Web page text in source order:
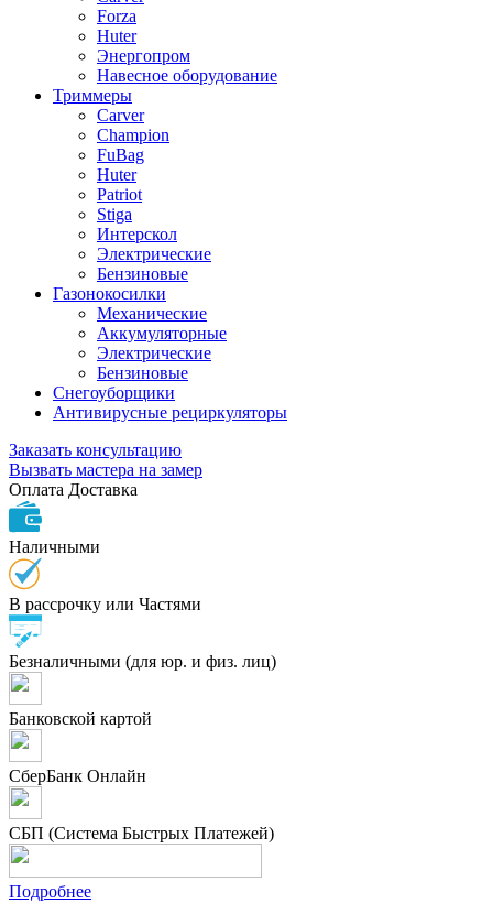
Forza
Huter
Энергопром
Навесное оборудование
Триммеры
Carver
Champion
FuBag
Huter
Patriot
Stiga
Интерскол
Электрические
Бензиновые
Газонокосилки
Механические
Аккумуляторные
Электрические
Бензиновые
Снегоуборщики
Антивирусные рециркуляторы
Заказать консультацию
Вызвать мастера на замер
Оплата Доставка
Наличными
В рассрочку или Частями
Безналичными (для юр. и физ. лиц)
Банковской картой
СберБанк Онлайн
СБП (Система Быстрых Платежей)
Подробнее